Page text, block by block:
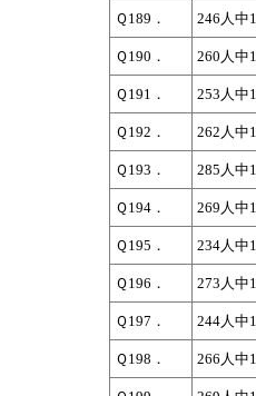
Ｑ189． 246人中
Ｑ190． 260人中
Ｑ191． 253人中
Ｑ192． 262人中
Ｑ193． 285人中
Ｑ194． 269人中
Ｑ195． 234人中
Ｑ196． 273人中
Ｑ197． 244人中
Ｑ198． 266人中